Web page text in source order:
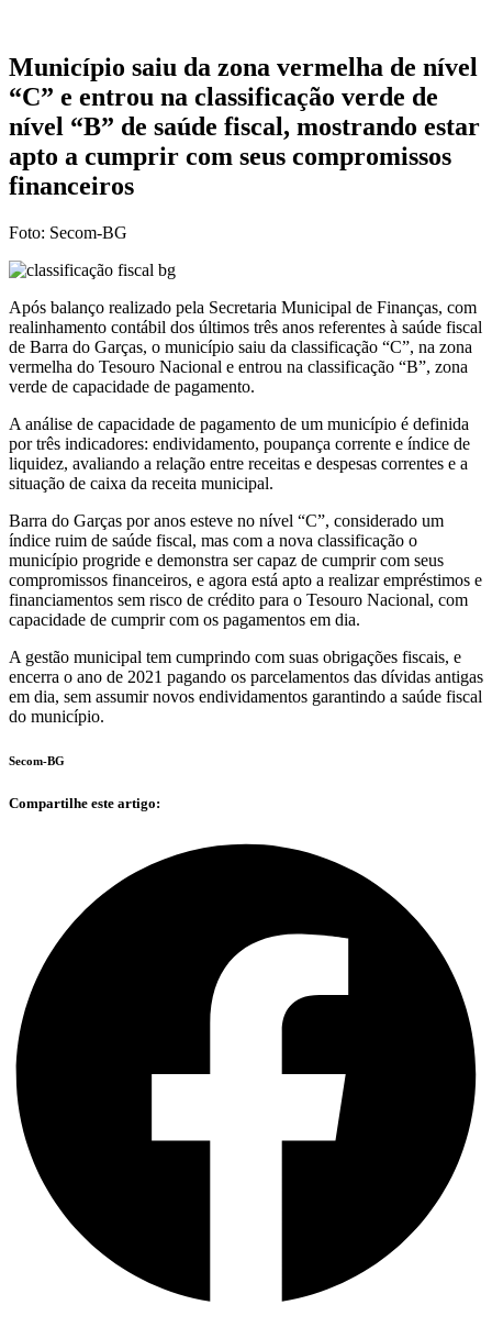
Município saiu da zona vermelha de nível
“C” e entrou na classificação verde de
nível “B” de saúde fiscal, mostrando estar
apto a cumprir com seus compromissos
financeiros
Foto: Secom-BG
Após balanço realizado pela Secretaria Municipal de Finanças, com
realinhamento contábil dos últimos três anos referentes à saúde fiscal
de Barra do Garças, o município saiu da classificação “C”, na zona
vermelha do Tesouro Nacional e entrou na classificação “B”, zona
verde de capacidade de pagamento.
A análise de capacidade de pagamento de um município é definida
por três indicadores: endividamento, poupança corrente e índice de
liquidez, avaliando a relação entre receitas e despesas correntes e a
situação de caixa da receita municipal.
Barra do Garças por anos esteve no nível “C”, considerado um
índice ruim de saúde fiscal, mas com a nova classificação o
município progride e demonstra ser capaz de cumprir com seus
compromissos financeiros, e agora está apto a realizar empréstimos e
financiamentos sem risco de crédito para o Tesouro Nacional, com
capacidade de cumprir com os pagamentos em dia.
A gestão municipal tem cumprindo com suas obrigações fiscais, e
encerra o ano de 2021 pagando os parcelamentos das dívidas antigas
em dia, sem assumir novos endividamentos garantindo a saúde fiscal
do município.
Secom-BG
Compartilhe este artigo: